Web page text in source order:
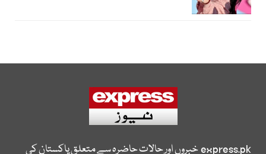
express.pkخبروں اور حالات حاضرہ سے متعلق پاکستان کی